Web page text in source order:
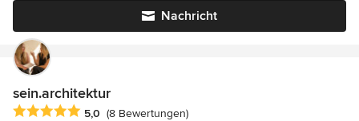
Nachricht
sein.architektur
Durchschnittliche Bewertung: 5 von 5 Sternen
5,0 (8 Bewertungen)